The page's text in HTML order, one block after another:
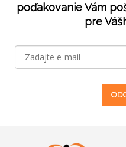
poďakovanie Vám
pre